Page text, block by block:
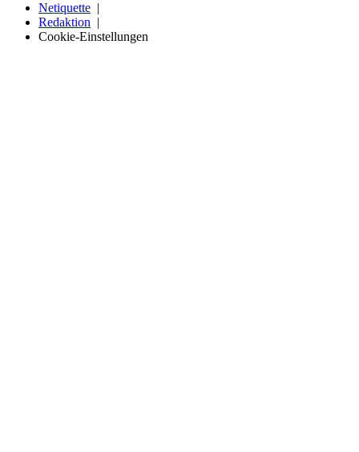
Netiquette
Redaktion
Cookie-Einstellungen